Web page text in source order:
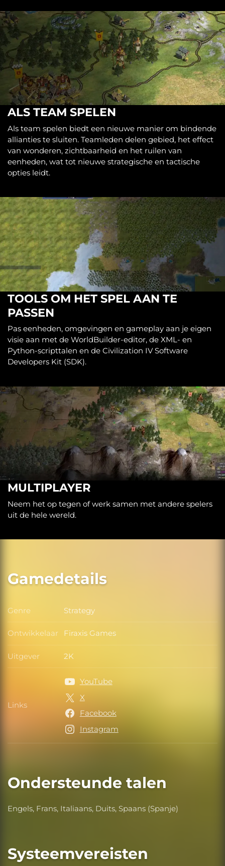
ALS TEAM SPELEN
Als team spelen biedt een nieuwe manier om bindende
allianties te sluiten. Teamleden delen gebied, het effect
van wonderen, zichtbaarheid en het ruilen van
eenheden, wat tot nieuwe strategische en tactische
opties leidt.
TOOLS OM HET SPEL AAN TE
PASSEN
Pas eenheden, omgevingen en gameplay aan je eigen
visie aan met de WorldBuilder-editor, de XML- en
Python-scripttalen en de Civilization IV Software
Developers Kit (SDK).
MULTIPLAYER
Neem het op tegen of werk samen met andere spelers
uit de hele wereld.
Gamedetails
Genre Genre
Strategy
Ontwikkelaar Ontwikkelaar
Firaxis Games
Uitgever Uitgever
2K
Links Links
YouTube
X
Facebook
Instagram
Ondersteunde talen
Engels, Frans, Italiaans, Duits, Spaans (Spanje)
Systeemvereisten